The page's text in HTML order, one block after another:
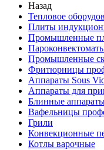
Назад
Тепловое
Плиты
Промышленные
Промышленные
Фритюрницы
Аппараты Sous
Аппараты для
Блинные
Вафельницы
Грили
Конвекционные
Котлы варочные